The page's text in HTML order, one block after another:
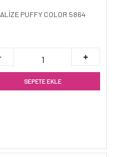
ALİZE PUFFY COLOR 5864
SEPETE EKLE